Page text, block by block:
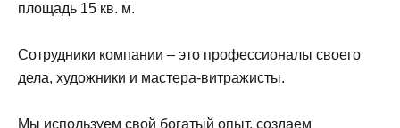
площадь 15 кв. м.
Сотрудники компании – это профессионалы своего
дела, художники и мастера-витражисты.
Мы используем свой богатый опыт, создаем